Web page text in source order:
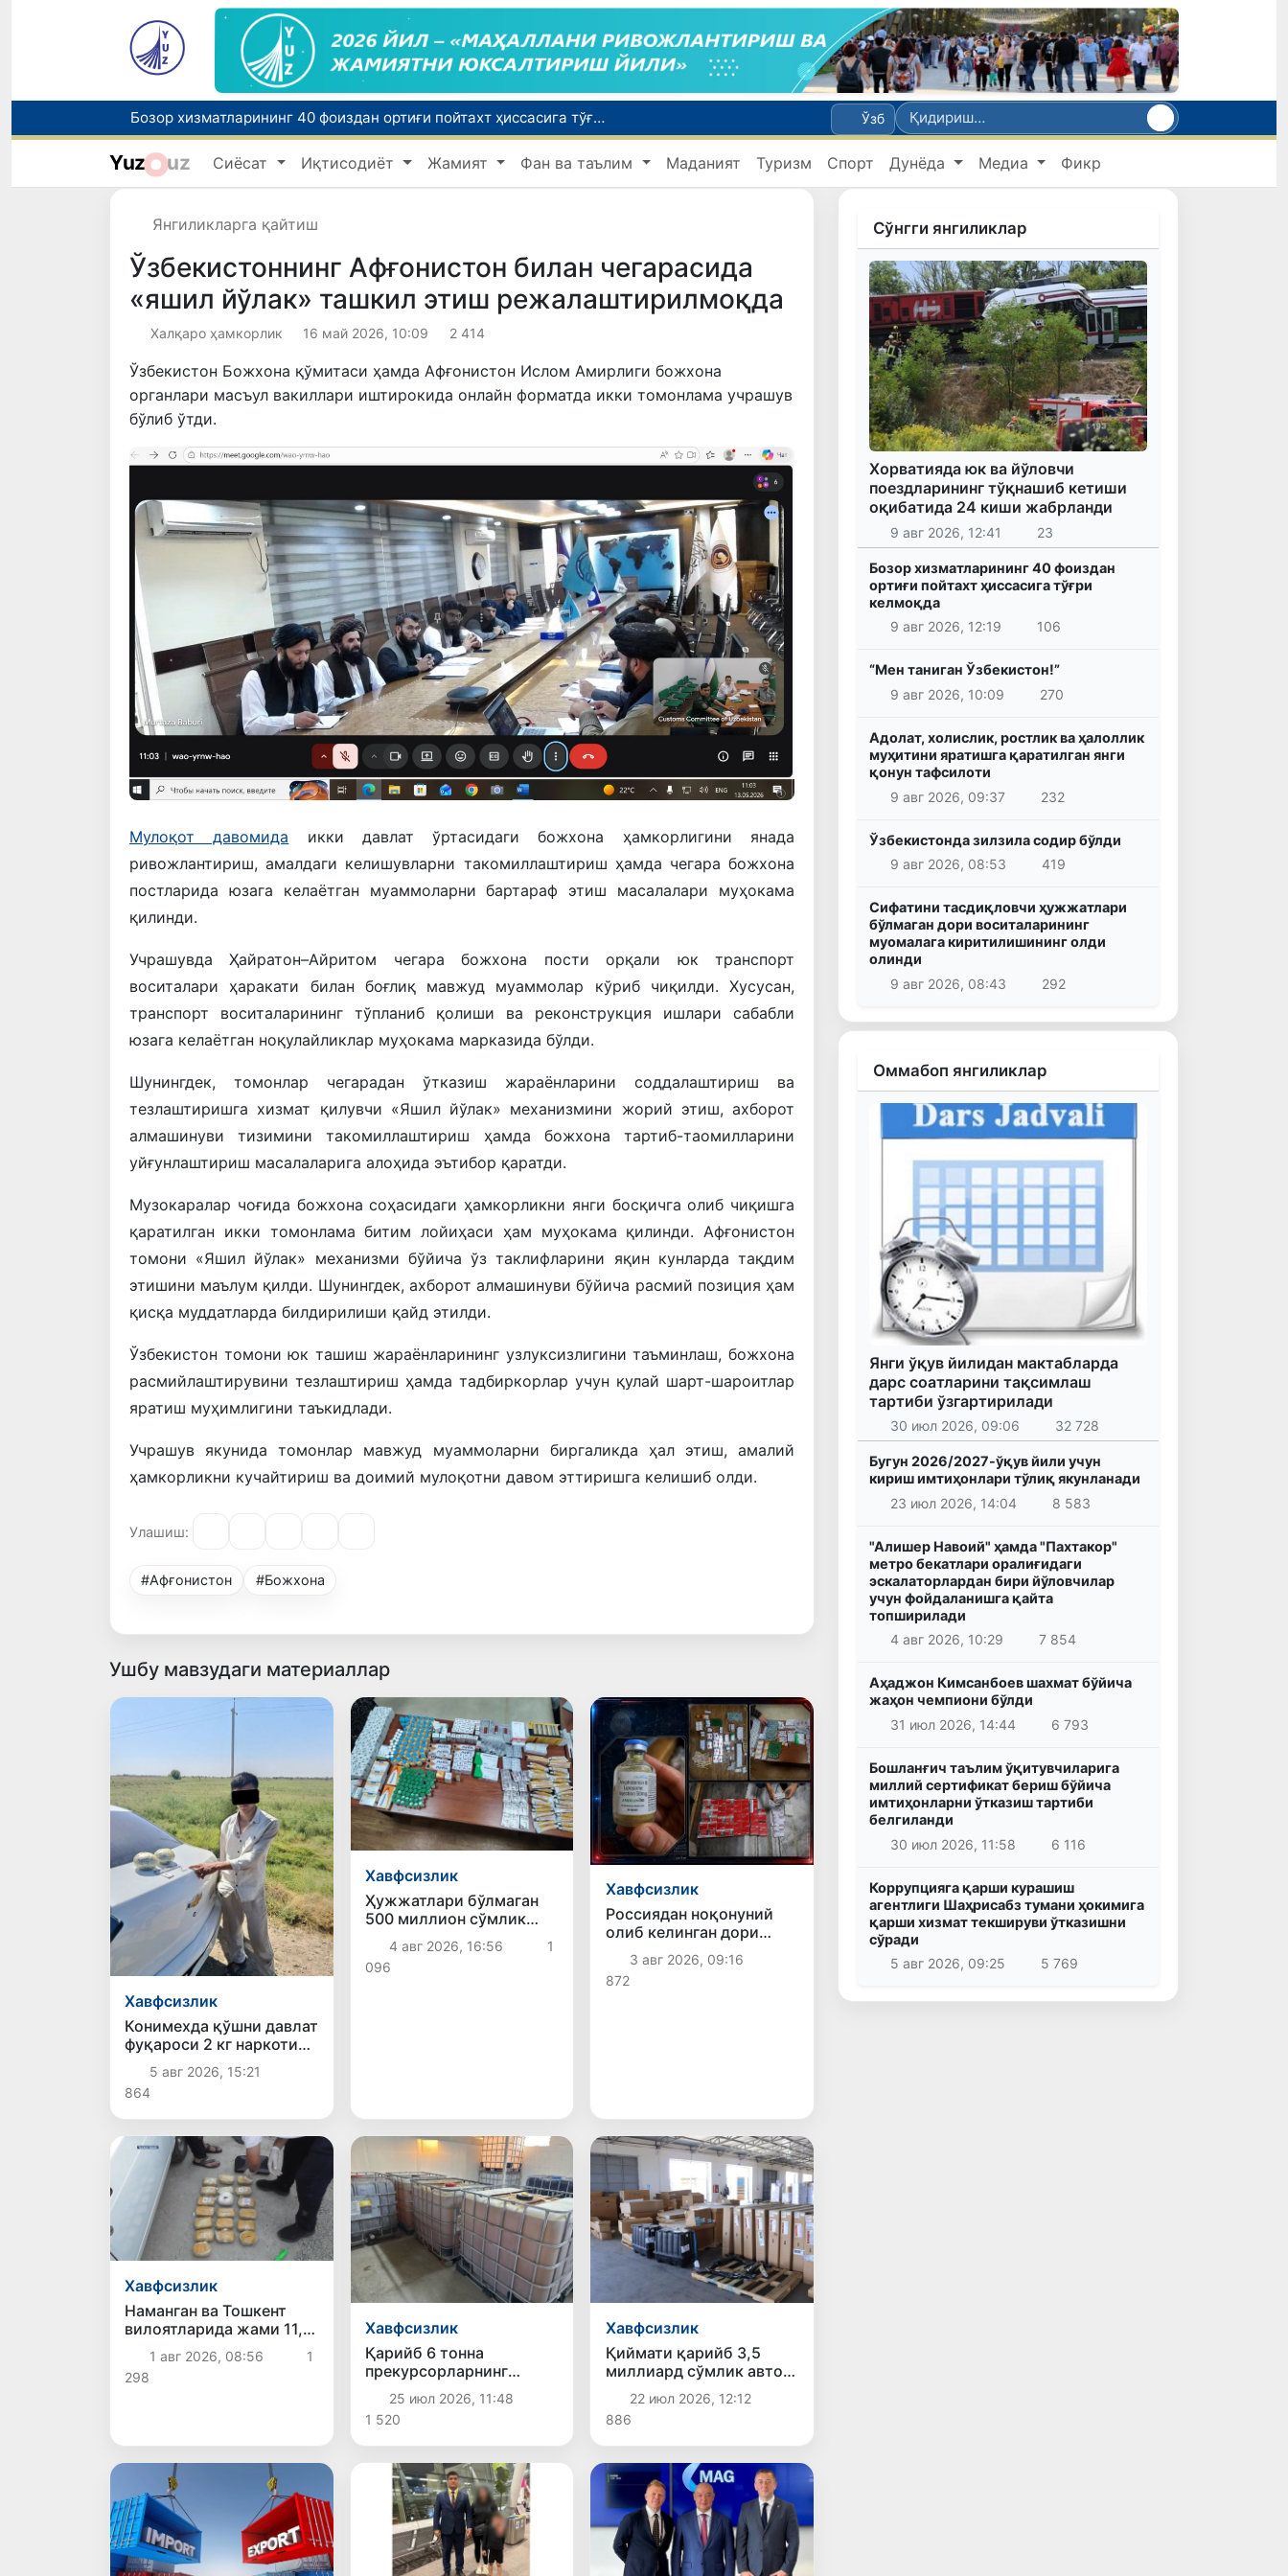
Бозор хизматларининг 40 фоиздан ортиғи пойтахт ҳиссасига тўғри келмоқда
“Мен таниган Ўзбекистон!”
Адолат, холислик, ростлик ва ҳалоллик муҳитини яратишга қаратилган янги қонун тафсилоти
Ўзб
Yuz uz Сиёсат Иқтисодиёт Жамият Фан ва таълим Маданият Туризм Спорт Дунёда Медиа Фикр
Янгиликларга қайтиш
Ўзбекистоннинг Афғонистон билан чегарасида
«яшил йўлак» ташкил этиш режалаштирилмоқда
Халқаро ҳамкорлик 16 май 2026, 10:09 2 414
Ўзбекистон Божхона қўмитаси ҳамда Афғонистон Ислом Амирлиги божхона
органлари масъул вакиллари иштирокида онлайн форматда икки томонлама учрашув
бўлиб ўтди.
Мулоқот давомида икки давлат ўртасидаги божхона ҳамкорлигини янада
ривожлантириш, амалдаги келишувларни такомиллаштириш ҳамда чегара божхона
постларида юзага келаётган муаммоларни бартараф этиш масалалари муҳокама
қилинди.
Учрашувда Ҳайратон–Айритом чегара божхона пости орқали юк транспорт
воситалари ҳаракати билан боғлиқ мавжуд муаммолар кўриб чиқилди. Хусусан,
транспорт воситаларининг тўпланиб қолиши ва реконструкция ишлари сабабли
юзага келаётган ноқулайликлар муҳокама марказида бўлди.
Шунингдек, томонлар чегарадан ўтказиш жараёнларини соддалаштириш ва
тезлаштиришга хизмат қилувчи «Яшил йўлак» механизмини жорий этиш, ахборот
алмашинуви тизимини такомиллаштириш ҳамда божхона тартиб-таомилларини
уйғунлаштириш масалаларига алоҳида эътибор қаратди.
Музокаралар чоғида божхона соҳасидаги ҳамкорликни янги босқичга олиб чиқишга
қаратилган икки томонлама битим лойиҳаси ҳам муҳокама қилинди. Афғонистон
томони «Яшил йўлак» механизми бўйича ўз таклифларини яқин кунларда тақдим
этишини маълум қилди. Шунингдек, ахборот алмашинуви бўйича расмий позиция ҳам
қисқа муддатларда билдирилиши қайд этилди.
Ўзбекистон томони юк ташиш жараёнларининг узлуксизлигини таъминлаш, божхона
расмийлаштирувини тезлаштириш ҳамда тадбиркорлар учун қулай шарт-шароитлар
яратиш муҳимлигини таъкидлади.
Учрашув якунида томонлар мавжуд муаммоларни биргаликда ҳал этиш, амалий
ҳамкорликни кучайтириш ва доимий мулоқотни давом эттиришга келишиб олди.
Улашиш:
#Афғонистон #Божхона
Ушбу мавзудаги материаллар
Хавфсизлик
Конимехда қўшни давлат
фуқароси 2 кг наркотик
билан қўлга тушди
5 авг 2026, 15:21
864
Хавфсизлик
Ҳужжатлари бўлмаган
500 миллион сўмлик
дори воситаларининг
яширин савдоси
тўхтатилди
4 авг 2026, 16:56
1
096
Хавфсизлик
Россиядан ноқонуний
олиб келинган дори
воситалари фош этилди
3 авг 2026, 09:16
872
Хавфсизлик
Наманган ва Тошкент
вилоятларида жами 11,7
кг наркотик моддалар
мусодара қилинди
1 авг 2026, 08:56
1
298
Хавфсизлик
Қарийб 6 тонна
прекурсорларнинг
яширин олди-сотдисига
чек қўйилди
25 июл 2026, 11:48
1 520
Хавфсизлик
Қиймати қарийб 3,5
миллиард сўмлик авто
эҳтиёт қисмларини
ноқонуний олиб киришга
уриниш фош этилди
22 июл 2026, 12:12
886
Сўнгги янгиликлар
Хорватияда юк ва йўловчи
поездларининг тўқнашиб кетиши
оқибатида 24 киши жабрланди
9 авг 2026, 12:41 23
Бозор хизматларининг 40 фоиздан
ортиғи пойтахт ҳиссасига тўғри
келмоқда
9 авг 2026, 12:19
106
“Мен таниган Ўзбекистон!”
9 авг 2026, 10:09
270
Адолат, холислик, ростлик ва ҳалоллик
муҳитини яратишга қаратилган янги
қонун тафсилоти
9 авг 2026, 09:37
232
Ўзбекистонда зилзила содир бўлди
9 авг 2026, 08:53
419
Сифатини тасдиқловчи ҳужжатлари
бўлмаган дори воситаларининг
муомалага киритилишининг олди
олинди
9 авг 2026, 08:43
292
Оммабоп янгиликлар
Янги ўқув йилидан мактабларда
дарс соатларини тақсимлаш
тартиби ўзгартирилади
30 июл 2026, 09:06 32 728
Бугун 2026/2027-ўқув йили учун
кириш имтиҳонлари тўлиқ якунланади
23 июл 2026, 14:04
8 583
"Алишер Навоий" ҳамда "Пахтакор"
метро бекатлари оралиғидаги
эскалаторлардан бири йўловчилар
учун фойдаланишга қайта
топширилади
4 авг 2026, 10:29
7 854
Аҳаджон Кимсанбоев шахмат бўйича
жаҳон чемпиони бўлди
31 июл 2026, 14:44
6 793
Бошланғич таълим ўқитувчиларига
миллий сертификат бериш бўйича
имтиҳонларни ўтказиш тартиби
белгиланди
30 июл 2026, 11:58
6 116
Коррупцияга қарши курашиш
агентлиги Шаҳрисабз тумани ҳокимига
қарши хизмат текшируви ўтказишни
сўради
5 авг 2026, 09:25
5 769